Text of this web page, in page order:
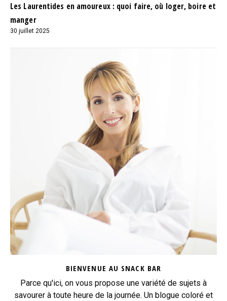
Les Laurentides en amoureux : quoi faire, où loger, boire et
manger
30 juillet 2025
BIENVENUE AU SNACK BAR
Parce qu'ici, on vous propose une variété de sujets à
savourer à toute heure de la journée. Un blogue coloré et